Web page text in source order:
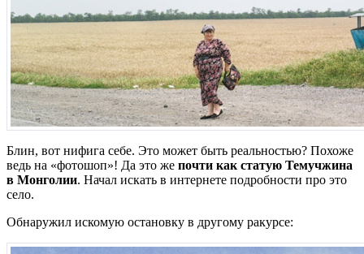
Блин, вот нифига себе. Это может быть реальностью? Похоже
ведь на «фотошоп»! Да это же почти как статую Темучжина
в Монголии. Начал искать в интернете подробности про это
село.
Обнаружил искомую остановку в другому ракурсе: